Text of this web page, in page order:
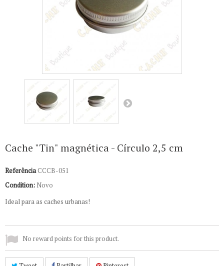
Cache "Tin" magnética - Círculo 2,5 cm
ReferênciaCCCB-051
Condition: Novo
Ideal para as caches urbanas!
No reward points for this product.